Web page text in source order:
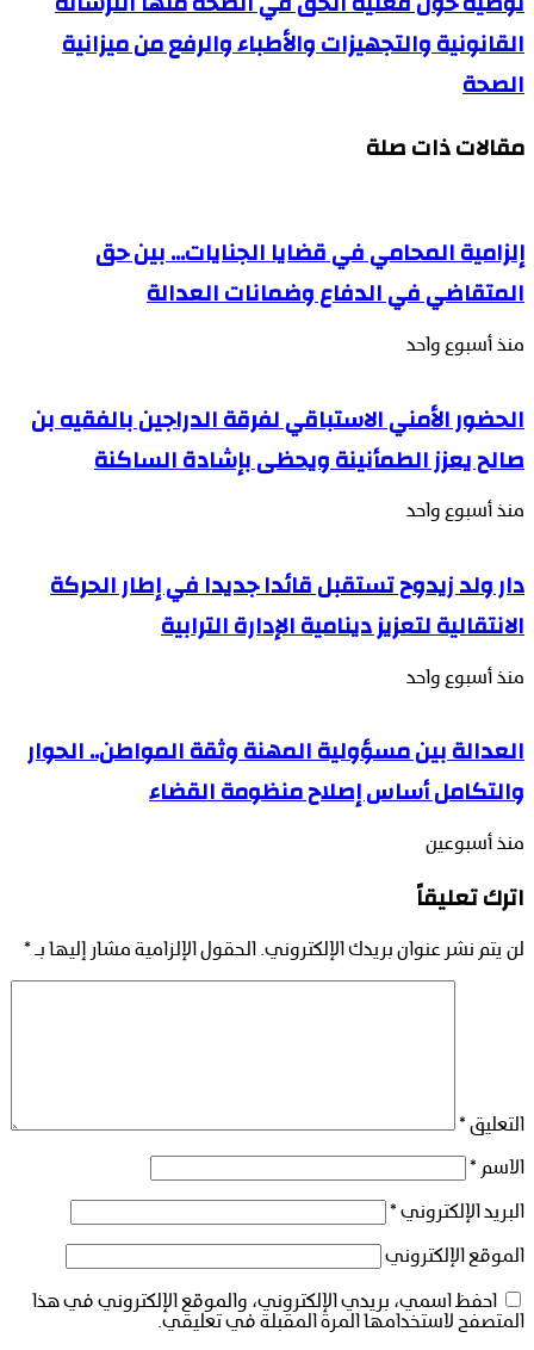
القانونية والتجهيزات والأطباء والرفع من ميزانية
الصحة
مقالات ذات صلة
إلزامية المحامي في قضايا الجنايات… بين حق
المتقاضي في الدفاع وضمانات العدالة
منذ أسبوع واحد
الحضور الأمني الاستباقي لفرقة الدراجين بالفقيه بن
صالح يعزز الطمأنينة ويحظى بإشادة الساكنة
منذ أسبوع واحد
دار ولد زيدوح تستقبل قائدا جديدا في إطار الحركة
الانتقالية لتعزيز دينامية الإدارة الترابية
منذ أسبوع واحد
العدالة بين مسؤولية المهنة وثقة المواطن.. الحوار
والتكامل أساس إصلاح منظومة القضاء
منذ أسبوعين
اترك تعليقاً
لن يتم نشر عنوان بريدك الإلكتروني. الحقول الإلزامية مشار إليها بـ *
التعليق *
الاسم *
البريد الإلكتروني *
الموقع الإلكتروني
احفظ اسمي، بريدي الإلكتروني، والموقع الإلكتروني في هذا
المتصفح لاستخدامها المرة المقبلة في تعليقي.